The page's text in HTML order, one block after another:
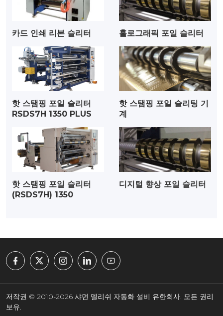
카드 인쇄 리본 슬리터 홀로그래픽 포일 슬리터
핫 스탬핑 포일 슬리터
RSDS7H 1350 PLUS
핫 스탬핑 포일 슬리팅 기
계
핫 스탬핑 포일 슬리터
(RSDS7H) 1350
디지털 향상 포일 슬리터
저작권 © 2010-2026 샤먼 델리쉬 자동화 설비 유한회사. 모든 권리
보유.